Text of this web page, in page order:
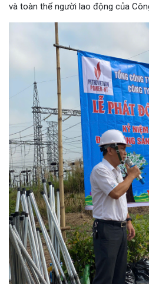
và toàn thể người lao động của